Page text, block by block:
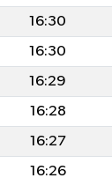
16:30
16:30
16:29
16:28
16:27
16:26